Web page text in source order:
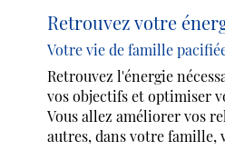
Retrouvez votre
Votre vie de famille
Retrouvez l'énergie
vos objectifs et optimiser
Vous allez améliorer vos
autres, dans votre famille,